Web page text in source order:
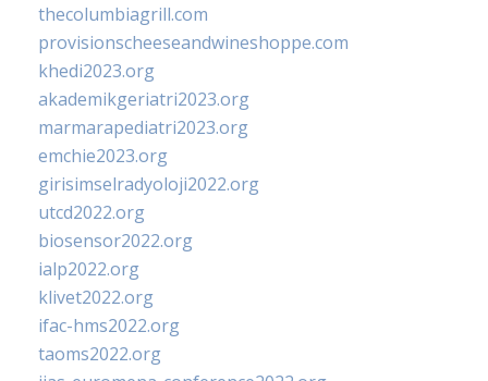
thecolumbiagrill.com
provisionscheeseandwineshoppe.com
khedi2023.org
akademikgeriatri2023.org
marmarapediatri2023.org
emchie2023.org
girisimselradyoloji2022.org
utcd2022.org
biosensor2022.org
ialp2022.org
klivet2022.org
ifac-hms2022.org
taoms2022.org